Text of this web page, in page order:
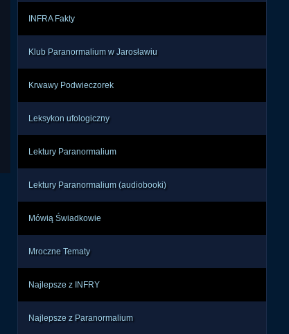
INFRA Fakty
Klub Paranormalium w Jarosławiu
Krwawy Podwieczorek
Leksykon ufologiczny
Lektury Paranormalium
Lektury Paranormalium (audiobooki)
Mówią Świadkowie
Mroczne Tematy
Najlepsze z INFRY
Najlepsze z Paranormalium